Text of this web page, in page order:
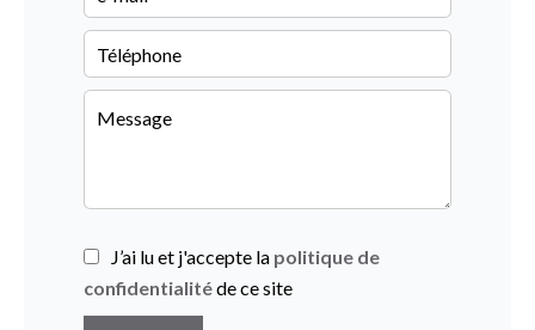
J’ai lu et j'accepte la politique de
confidentialitéde ce site